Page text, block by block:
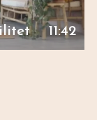
11:42